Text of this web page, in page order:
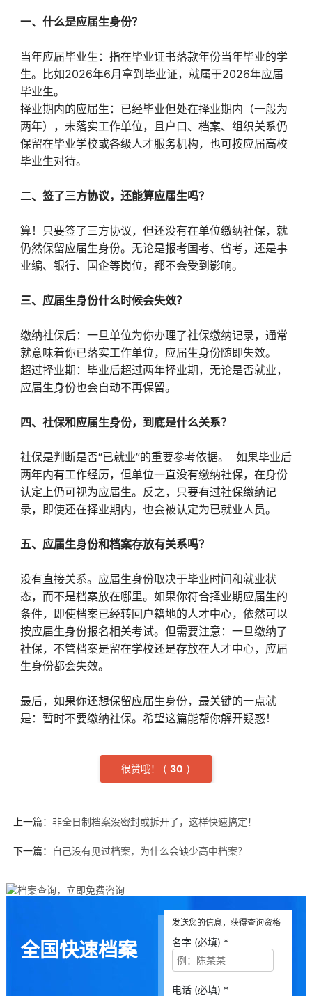
一、什么是应届生身份？
当年应届毕业生：指在毕业证书落款年份当年毕业的学
生。比如2026年6月拿到毕业证，就属于2026年应届
毕业生。
择业期内的应届生：已经毕业但处在择业期内（一般为
两年），未落实工作单位，且户口、档案、组织关系仍
保留在毕业学校或各级人才服务机构，也可按应届高校
毕业生对待。
二、签了三方协议，还能算应届生吗？
算！只要签了三方协议，但还没有在单位缴纳社保，就
仍然保留应届生身份。无论是报考国考、省考，还是事
业编、银行、国企等岗位，都不会受到影响。
三、应届生身份什么时候会失效？
缴纳社保后：一旦单位为你办理了社保缴纳记录，通常
就意味着你已落实工作单位，应届生身份随即失效。
超过择业期：毕业后超过两年择业期，无论是否就业，
应届生身份也会自动不再保留。
四、社保和应届生身份，到底是什么关系？
社保是判断是否“已就业”的重要参考依据。 如果毕业后
两年内有工作经历，但单位一直没有缴纳社保，在身份
认定上仍可视为应届生。反之，只要有过社保缴纳记
录，即使还在择业期内，也会被认定为已就业人员。
五、应届生身份和档案存放有关系吗？
没有直接关系。应届生身份取决于毕业时间和就业状
态，而不是档案放在哪里。如果你符合择业期应届生的
条件，即使档案已经转回户籍地的人才中心，依然可以
按应届生身份报名相关考试。但需要注意：一旦缴纳了
社保，不管档案是留在学校还是存放在人才中心，应届
生身份都会失效。
最后，如果你还想保留应届生身份，最关键的一点就
是：暂时不要缴纳社保。希望这篇能帮你解开疑惑！
很赞哦！ ( 30 )
上一篇： 非全日制档案没密封或拆开了，这样快速搞定！
下一篇： 自己没有见过档案，为什么会缺少高中档案？
全国快速档案
发送您的信息，获得查询资格
名字 (必填) *
电话 (必填) *